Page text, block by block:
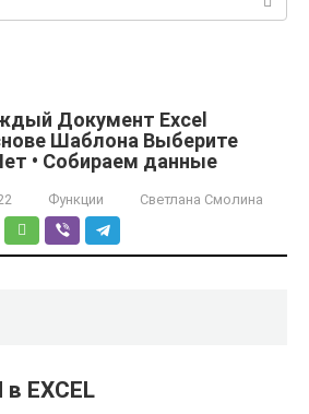
Документ Excel
Шаблона Выберите
• Собираем данные
Функции Светлана Смолина
EXCEL